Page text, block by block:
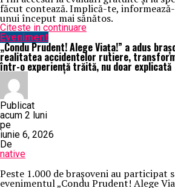
făcut contează. Implică-te,
unui început mai sănătos.
Citeste in continuare
Eveniment
„Condu Prudent! Alege Viața!” a adus
realitatea accidentelor rutiere,
într-o experiență trăită, nu doar explicată
Publicat
acum 2 luni
pe
iunie 6, 2026
De
native
Peste 1.000 de brașoveni au participat
evenimentul „Condu Prudent! Alege